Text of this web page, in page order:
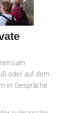
oder auf dem
in Gespräche